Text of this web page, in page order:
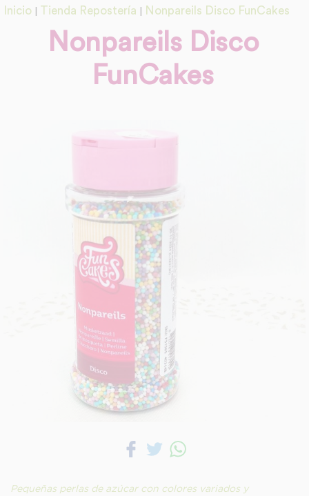
Inicio Tienda Repostería Nonpareils Disco FunCakes
Nonpareils Disco
FunCakes
Pequeñas perlas de azúcar con colores variados y
link